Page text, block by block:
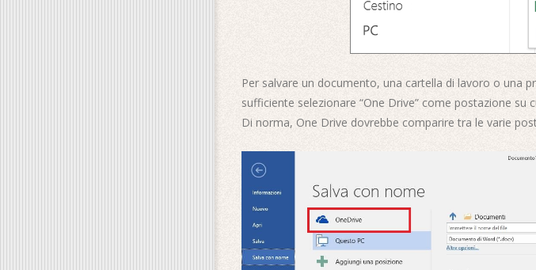
Per salvare un documento, una cartella di lavoro o una
sufficiente selezionare “One Drive” come postazione su
Di norma, One Drive dovrebbe comparire tra le varie